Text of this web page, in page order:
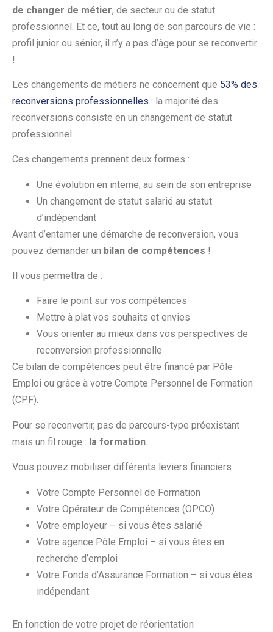
de changer de métier, de secteur ou de statut
professionnel. Et ce, tout au long de son parcours de vie :
profil junior ou sénior, il n’y a pas d’âge pour se reconvertir
!
Les changements de métiers ne concernent que 53% des
reconversions professionnelles : la majorité des
reconversions consiste en un changement de statut
professionnel.
Ces changements prennent deux formes :
Une évolution en interne, au sein de son entreprise
Un changement de statut salarié au statut
d’indépendant
Avant d’entamer une démarche de reconversion, vous
pouvez demander un bilan de compétences !
Il vous permettra de :
Faire le point sur vos compétences
Mettre à plat vos souhaits et envies
Vous orienter au mieux dans vos perspectives de
reconversion professionnelle
Ce bilan de compétences peut être financé par Pôle
Emploi ou grâce à votre Compte Personnel de Formation
(CPF).
Pour se reconvertir, pas de parcours-type préexistant
mais un fil rouge : la formation.
Vous pouvez mobiliser différents leviers financiers :
Votre Compte Personnel de Formation
Votre Opérateur de Compétences (OPCO)
Votre employeur – si vous êtes salarié
Votre agence Pôle Emploi – si vous êtes en
recherche d’emploi
Votre Fonds d’Assurance Formation – si vous êtes
indépendant
En fonction de votre projet de réorientation